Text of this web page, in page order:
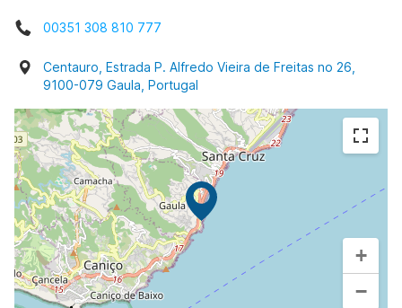
00351 308 810 777
Centauro, Estrada P. Alfredo Vieira de Freitas no 26,
9100-079 Gaula, Portugal
+
−